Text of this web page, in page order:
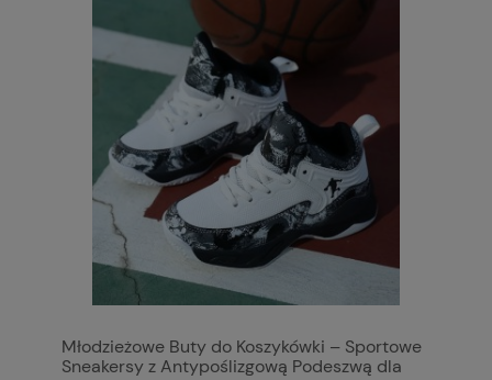
Młodzieżowe Buty do Koszykówki – Sportowe
Sneakersy z Antypoślizgową Podeszwą dla